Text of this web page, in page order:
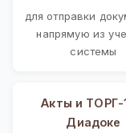
для отправки
напрямую из
системы
Акты и ТОРГ-
Диадоке